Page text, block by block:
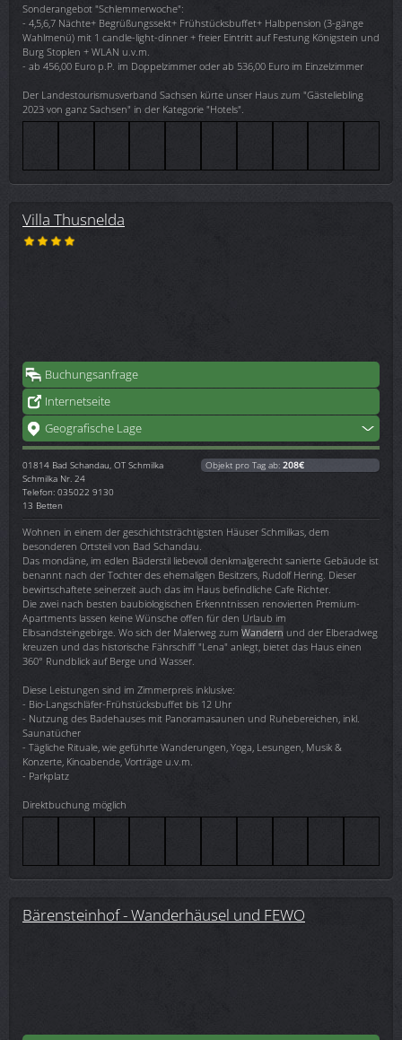
Sonderangebot "Schlemmerwoche":
- 4,5,6,7 Nächte+ Begrüßungssekt+ Frühstücksbuffet+ Halbpension (3-gänge
Wahlmenü) mit 1 candle-light-dinner + freier Eintritt auf Festung Königstein und
Burg Stoplen + WLAN u.v.m.
- ab 456,00 Euro p.P. im Doppelzimmer oder ab 536,00 Euro im Einzelzimmer
Der Landestourismusverband Sachsen kürte unser Haus zum "Gästeliebling
2023 von ganz Sachsen" in der Kategorie "Hotels".
Villa Thusnelda
Buchungsanfrage
Internetseite
Geografische Lage
01814 Bad Schandau, OT Schmilka
Schmilka Nr. 24
Telefon: 035022 9130
13 Betten
Objekt pro Tag ab: 208€
Wohnen in einem der geschichtsträchtigsten Häuser Schmilkas, dem
besonderen Ortsteil von Bad Schandau.
Das mondäne, im edlen Bäderstil liebevoll denkmalgerecht sanierte Gebäude ist
benannt nach der Tochter des ehemaligen Besitzers, Rudolf Hering. Dieser
bewirtschaftete seinerzeit auch das im Haus befindliche Cafe Richter.
Die zwei nach besten baubiologischen Erkenntnissen renovierten Premium-
Apartments lassen keine Wünsche offen für den Urlaub im
Elbsandsteingebirge. Wo sich der Malerweg zum Wandern und der Elberadweg
kreuzen und das historische Fährschiff "Lena" anlegt, bietet das Haus einen
360° Rundblick auf Berge und Wasser.
Diese Leistungen sind im Zimmerpreis inklusive:
- Bio-Langschläfer-Frühstücksbuffet bis 12 Uhr
- Nutzung des Badehauses mit Panoramasaunen und Ruhebereichen, inkl.
Saunatücher
- Tägliche Rituale, wie geführte Wanderungen, Yoga, Lesungen, Musik &
Konzerte, Kinoabende, Vorträge u.v.m.
- Parkplatz
Direktbuchung möglich
Bärensteinhof - Wanderhäusel und FEWO